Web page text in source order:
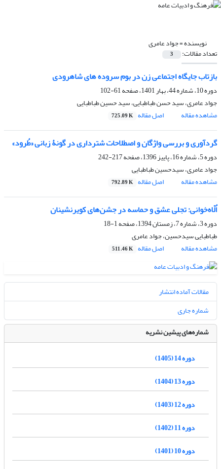
نویسنده =جواد عامری
تعداد مقالات: 3
بازتاب جایگاه اجتماعی زن در بوم سروده های شاهرودی
دوره 10، شماره 44، بهار 1401، صفحه
61-102
جواد عامری، سید حسن طباطبایی، سید حسین طباطبایی
مشاهده مقاله
اصل مقاله 725.09 K
گردآوری و بررسی واژگان و اصطلاحات شترداری در گونۀ زبانی «طُرود»
دوره 5، شماره 16، پاییز 1396، صفحه
217-242
جواد عامری، سیدحسین طباطبایی
مشاهده مقاله
اصل مقاله 792.89 K
اُلّاه‌خوانی: تجلی عشق و حماسه در جشن‌های کویرنشینان
دوره 3، شماره 7، زمستان 1394، صفحه
1-18
طباطبایی سیدحسین، جواد عامری
مشاهده مقاله
اصل مقاله 511.46 K
مقالات آماده انتشار
شماره جاری
شماره‌های پیشین نشریه
دوره 14 (1405)
دوره 13 (1404)
دوره 12 (1403)
دوره 11 (1402)
دوره 10 (1401)